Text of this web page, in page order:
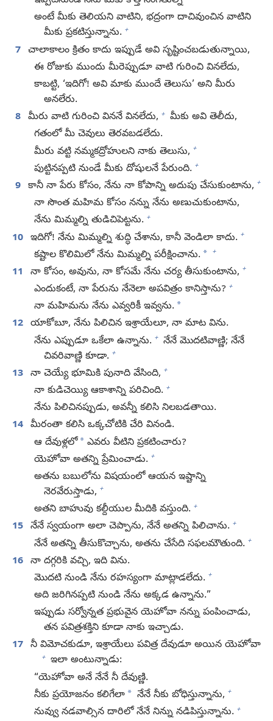
అంటే మీకు తెలియని వాటిని, భద్రంగా దాచివుంచిన వాటిని
మీకు ప్రకటిస్తున్నాను. +
7 చాలాకాలం క్రితం కాదు ఇప్పుడే అవి సృష్టించబడుతున్నాయి,
ఈ రోజుకు ముందు మీరెప్పుడూ వాటి గురించి వినలేదు,
కాబట్టి, ‘ఇదిగో! అవి మాకు ముందే తెలుసు’ అని మీరు
అనలేరు.
8 మీరు వాటి గురించి విననే వినలేదు, + మీకు అవి తెలీదు,
గతంలో మీ చెవులు తెరవబడలేదు.
మీరు వట్టి నమ్మకద్రోహులని నాకు తెలుసు, +
పుట్టినప్పటి నుండే మీకు దోషులనే పేరుంది. +
9 కానీ నా పేరు కోసం, నేను నా కోపాన్ని అదుపు చేసుకుంటాను, +
నా సొంత మహిమ కోసం నన్ను నేను అణుచుకుంటాను,
నేను మిమ్మల్ని తుడిచిపెట్టను. +
10 ఇదిగో! నేను మిమ్మల్ని శుద్ధి చేశాను, కానీ వెండిలా కాదు. +
కష్టాల కొలిమిలో నేను మిమ్మల్ని పరీక్షించాను. * +
11 నా కోసం, అవును, నా కోసమే నేను చర్య తీసుకుంటాను, +
ఎందుకంటే, నా పేరును నేనెలా అపవిత్రం కానిస్తాను? +
నా మహిమను నేను ఎవ్వరికీ ఇవ్వను. *
12 యాకోబూ, నేను పిలిచిన ఇశ్రాయేలూ, నా మాట విను.
నేను ఎప్పుడూ ఒకేలా ఉన్నాను. + నేనే మొదటివాణ్ణి; నేనే
చివరివాణ్ణి కూడా. +
13 నా చెయ్యే భూమికి పునాది వేసింది, +
నా కుడిచెయ్యి ఆకాశాన్ని పరిచింది. +
నేను పిలిచినప్పుడు, అవన్నీ కలిసి నిలబడతాయి.
14 మీరంతా కలిసి ఒక్కచోటికి చేరి వినండి.
ఆ దేవుళ్లలో * ఎవరు వీటిని ప్రకటించారు?
యెహోవా అతన్ని ప్రేమించాడు. +
అతను బబులోను విషయంలో ఆయన ఇష్టాన్ని
నెరవేరుస్తాడు, +
అతని బాహువు కల్దీయుల మీదికి వస్తుంది. +
15 నేనే స్వయంగా అలా చెప్పాను, నేనే అతన్ని పిలిచాను. +
నేనే అతన్ని తీసుకొచ్చాను, అతను చేసేది సఫలమౌతుంది. +
16 నా దగ్గరికి వచ్చి, ఇది విను.
మొదటి నుండి నేను రహస్యంగా మాట్లాడలేదు. +
అది జరిగినప్పటి నుండి నేను అక్కడ ఉన్నాను.”
ఇప్పుడు సర్వోన్నత ప్రభువైన యెహోవా నన్ను పంపించాడు,
తన పవిత్రశక్తిని కూడా నాకు ఇచ్చాడు.
17 నీ విమోచకుడూ, ఇశ్రాయేలు పవిత్ర దేవుడూ అయిన యెహోవా
+ ఇలా అంటున్నాడు:
“యెహోవా అనే నేనే నీ దేవుణ్ణి.
నీకు ప్రయోజనం కలిగేలా * నేనే నీకు బోధిస్తున్నాను, +
నువ్వు నడవాల్సిన దారిలో నేనే నిన్ను నడిపిస్తున్నాను. +